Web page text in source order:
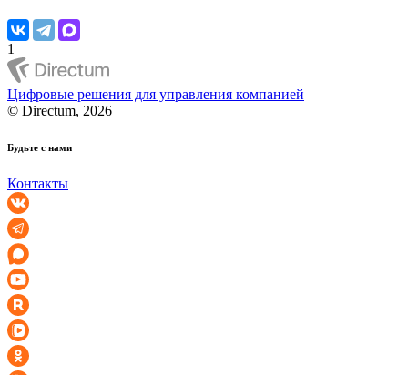
1
Цифровые решения для управления компанией
© Directum, 2026
Будьте с нами
Контакты